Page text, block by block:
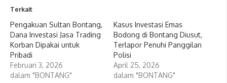
Terkait
Pengakuan Sultan Bontang,
Dana Investasi Jasa Trading
Korban Dipakai untuk
Pribadi
Februari 3, 2026
dalam "BONTANG"
Kasus Investasi Emas
Bodong di Bontang Diusut,
Terlapor Penuhi Panggilan
Polisi
April 25, 2026
dalam "BONTANG"